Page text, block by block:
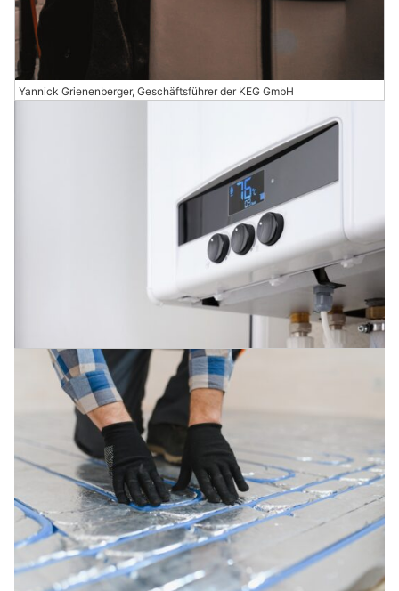
Yannick Grienenberger, Geschäftsführer der KEG GmbH